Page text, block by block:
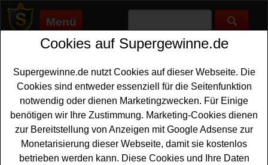
Menü
Supergewinne.de>Gewinnspiele>Technik Gewinnspiele>
Anzeige:
Anzeige:
Edeka Gewinnspiel - Grill
gewinnen
Cookies auf Supergewinne.de
Supergewinne.de nutzt Cookies auf dieser Webseite. Die
Cookies sind entweder essenziell für die Seitenfunktion
notwendig oder dienen Marketingzwecken. Für Einige
benötigen wir Ihre Zustimmung. Marketing-Cookies dienen
zur Bereitstellung von Anzeigen mit Google Adsense zur
Monetarisierung dieser Webseite, damit sie kostenlos
betrieben werden kann. Diese Cookies und Ihre Daten